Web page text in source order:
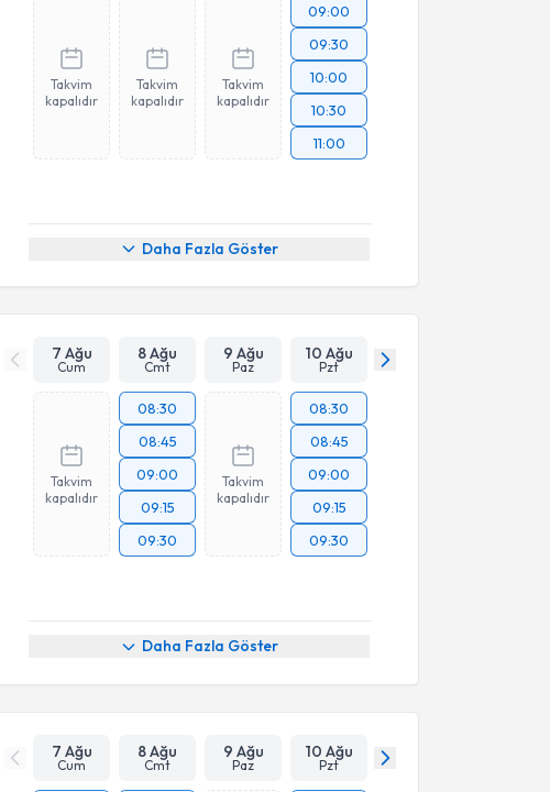
Takvim
kapalıdır
Takvim
kapalıdır
Takvim
kapalıdır
09:00
09:30
10:00
10:30
11:00
Daha Fazla Göster
7 Ağu
Cum
8 Ağu
Cmt
9 Ağu
Paz
10 Ağu
Pzt
Takvim
kapalıdır
08:30
08:45
09:00
09:15
09:30
Takvim
kapalıdır
08:30
08:45
09:00
09:15
09:30
Daha Fazla Göster
7 Ağu
Cum
8 Ağu
Cmt
9 Ağu
Paz
10 Ağu
Pzt